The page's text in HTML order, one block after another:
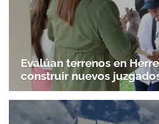
Evalúan terrenos en
construir nuevos